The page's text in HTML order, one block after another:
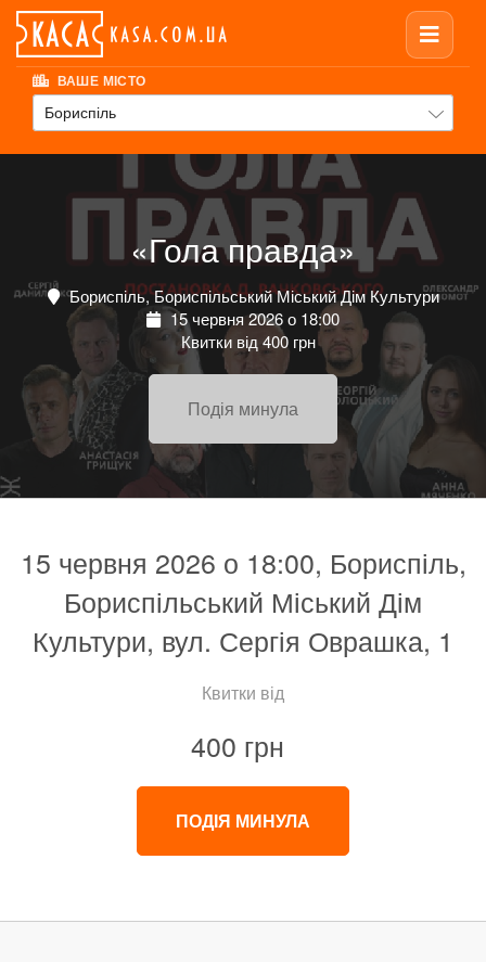
ВАШЕ МІСТО
Бориспіль
«Гола правда»
Бориспіль, Бориспільський Міський Дім Культури
15 червня 2026 о 18:00
Квитки від 400 грн
Подія минула
15 червня 2026 о 18:00, Бориспіль,
Бориспільський Міський Дім
Культури, вул. Сергія Оврашка, 1
Квитки від
400 грн
ПОДІЯ МИНУЛА